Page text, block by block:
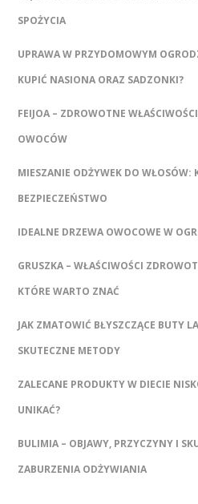
SPOŻYCIA
UPRAWA W PRZYDOMOWYM
KUPIĆ NASIONA ORAZ SADZONKI?
FEIJOA – ZDROWOTNE
OWOCÓW
MIESZANIE ODŻYWEK DO WŁOSÓW:
BEZPIECZEŃSTWO
IDEALNE DRZEWA OWOCOWE W
GRUSZKA – WŁAŚCIWOŚCI
KTÓRE WARTO ZNAĆ
JAK ZMATOWIĆ BŁYSZCZĄCE BUTY
SKUTECZNE METODY
ZALECANE PRODUKTY W DIECIE
UNIKAĆ?
BULIMIA – OBJAWY, PRZYCZYNY I
ZABURZENIA ODŻYWIANIA